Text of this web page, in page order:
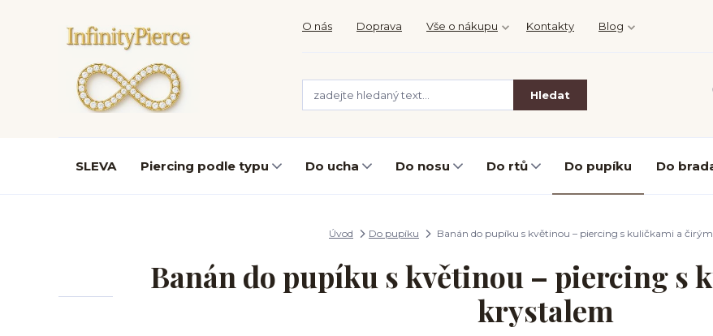
O nás Doprava Vše o nákupu Kontakty Blog
Hledat
SLEVA Piercing podle typu Do ucha Do nosu Do rtů Do pupíku Do
Úvod Do pupíku Banán do pupíku s květinou – piercing s kuličkami a
Banán do pupíku s květinou – piercing s
krystalem